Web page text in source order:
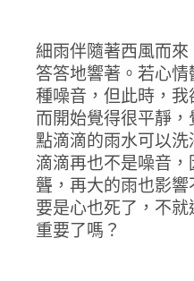
細雨伴隨著西風而
答答地響著。若心
種噪音，但此時，
而開始覺得很平靜
點滴滴的雨水可以
滴滴再也不是噪音
聾，再大的雨也影
要是心也死了，不
重要了嗎？